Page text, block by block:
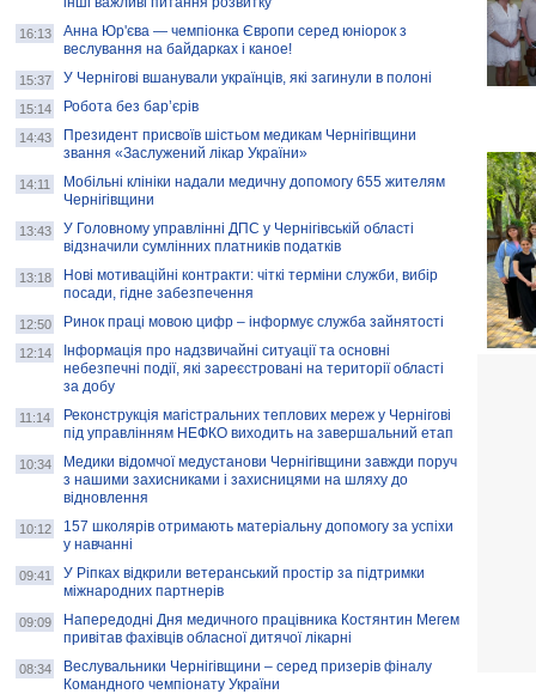
навчальний проєкт "Молодіжна бізнес-
школа", спрямований на розвиток
підприємництва у Чернігівській області
Золота тварина: видання Forbes
написало про чернігівця Патрона: хто і
скільки на ньому заробляє? І куди
витрачають?
16:13
Анна Юр'єва — чемпіонка Європи серед юніорок з
веслування на байдарках і каное!
15:37 У Чернігові вшанували українців, які загинули в полоні
15:14 Робота без бар’єрів
14:43
Президент присвоїв шістьом медикам Чернігівщини
звання «Заслужений лікар України»
14:11
Мобільні клініки надали медичну допомогу 655 жителям
Чернігівщини
13:43
У Головному управлінні ДПС у Чернігівській області
відзначили сумлінних платників податків
13:18
Нові мотиваційні контракти: чіткі терміни служби, вибір
посади, гідне забезпечення
12:50 Ринок праці мовою цифр – інформує служба зайнятості
12:14
Інформація про надзвичайні ситуації та основні
небезпечні події, які зареєстровані на території області
за добу
11:14
Реконструкція магістральних теплових мереж у Чернігові
під управлінням НЕФКО виходить на завершальний етап
10:34
Медики відомчої медустанови Чернігівщини завжди поруч
з нашими захисниками і захисницями на шляху до
відновлення
10:12
157 школярів отримають матеріальну допомогу за успіхи
у навчанні
09:41
У Ріпках відкрили ветеранський простір за підтримки
міжнародних партнерів
09:09
Напередодні Дня медичного працівника Костянтин Мегем
привітав фахівців обласної дитячої лікарні
08:34
Веслувальники Чернігівщини – серед призерів фіналу
Командного чемпіонату України